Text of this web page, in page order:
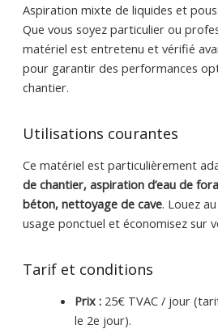
Aspiration mixte de liquides et
Que vous soyez particulier ou
matériel est entretenu et vérifié
pour garantir des performances
chantier.
Utilisations courantes
Ce matériel est particulièrement
de chantier, aspiration d’eau de
béton, nettoyage de cave. Louez
usage ponctuel et économisez sur
Tarif et conditions
Prix :25€ TVAC / jour
le 2e jour).